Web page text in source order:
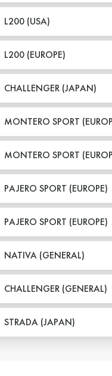
L200 (USA)
L200 (EUROPE)
CHALLENGER (JAPAN)
MONTERO SPORT
MONTERO SPORT
PAJERO SPORT (EUROPE)
PAJERO SPORT (EUROPE)
NATIVA (GENERAL)
CHALLENGER (GENERAL)
STRADA (JAPAN)